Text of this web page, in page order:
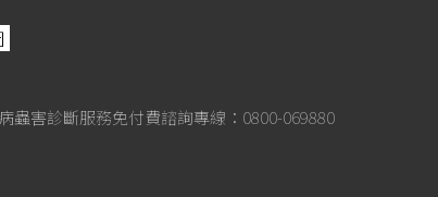
蟲害診斷服務免付費諮詢專線：0800-069880